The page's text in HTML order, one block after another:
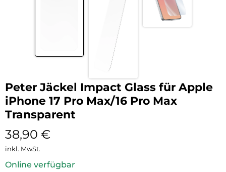
Peter Jäckel Impact Glass für Apple
iPhone 17 Pro Max/16 Pro Max
Transparent
38,90 €
inkl. MwSt.
Online verfügbar